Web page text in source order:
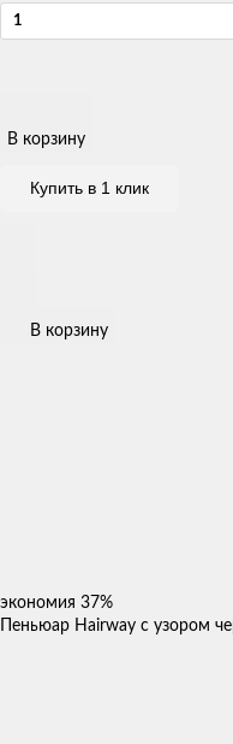
В корзину
Купить в 1 клик
В корзину
экономия 37%
Пеньюар Hairway с узором